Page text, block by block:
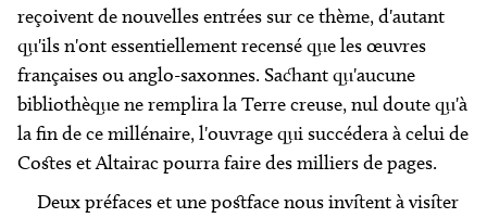
reçoivent de nouvelles entrées sur ce thème, d'autant
qu'ils n'ont essentiellement recensé que les œuvres
françaises ou anglo-saxonnes. Sachant qu'aucune
bibliothèque ne remplira la Terre creuse, nul doute qu'à
la fin de ce millénaire, l'ouvrage qui succédera à celui de
Costes et Altairac pourra faire des milliers de pages.
Deux préfaces et une postface nous invitent à visiter